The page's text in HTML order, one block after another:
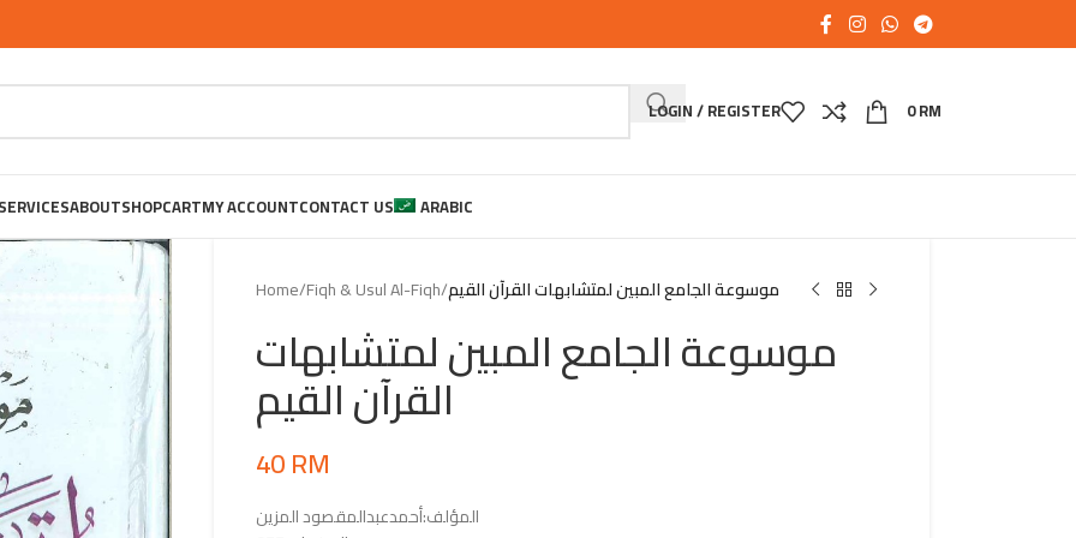
LOGIN / REGISTER 0RM
ABOUTSHOPCARTMY ACCOUNTCONTACT US ARABIC
Home/Fiqh & Usul Al-Fiqh/موسوعة الجامع المبين لمتشابهات القرآن القيم
موسوعة الجامع المبين لمتشابهات
القرآن القيم
40RM
المؤلف:أحمدعبدالمقصود المزين